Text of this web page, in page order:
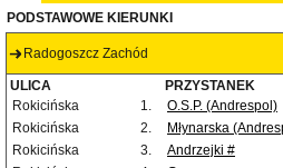
PODSTAWOWE KIERUNKI
Radogoszcz Zachód
ULICA PRZYSTANEK
Rokicińska
1. O.S.P. (Andrespol)
Rokicińska
2. Młynarska
Rokicińska
3. Andrzejki #